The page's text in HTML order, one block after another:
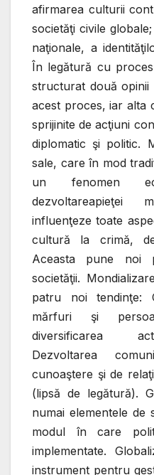
afirmarea culturii
societăţi civile
naţionale, a
În legătură cu
structurat două opinii
acest proces, iar alta
sprijinite de acţiuni
diplomatic şi politic.
sale, care în mod
un fenomen
dezvoltareapieţei
influenţeze toate
cultură la crimă,
Aceasta pune noi
societăţii.
patru noi tendinţe:
mărfuri şi
diversificarea
Dezvoltarea
cunoaştere şi de
(lipsă de legătură).
numai elementele de
modul în care
implementate.
instrument pentru